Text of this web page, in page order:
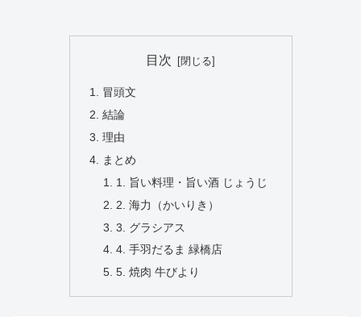
目次
冒頭文
結論
理由
まとめ
1. 旨い料理・旨い酒 じょうじ
2. 海力（かいりき）
3. グラシアス
4. 手羽だるま 緑橋店
5. 焼肉 牛びより